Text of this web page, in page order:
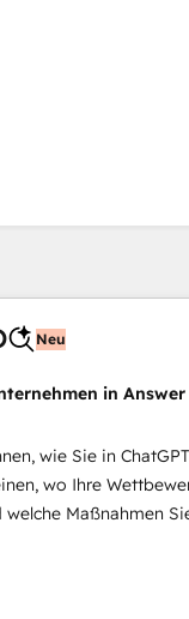
Neu
in Answer
wie Sie in
wo Ihre
Maßnahmen